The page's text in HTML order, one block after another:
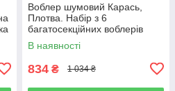
Воблер шумовий Карась,
Плотва. Набір з 6
багатосекційних воблерів
приманка з гачками у коробці
В наявності
834 ₴ 1 034 ₴